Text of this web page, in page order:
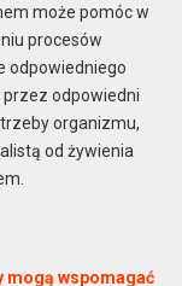
może pomóc w
procesów
odpowiedniego
odpowiedni
organizmu,
od żywienia
mogą wspomagać